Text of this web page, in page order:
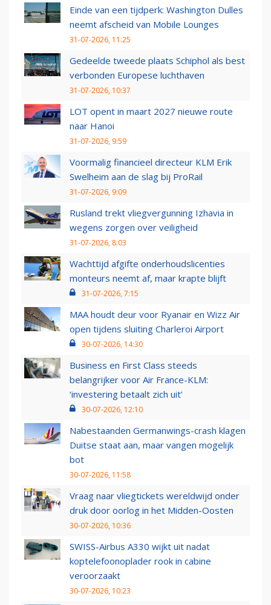
Einde van een tijdperk: Washington Dulles
neemt afscheid van Mobile Lounges
31-07-2026, 11:25
Gedeelde tweede plaats Schiphol als best
verbonden Europese luchthaven
31-07-2026, 10:37
LOT opent in maart 2027 nieuwe route
naar Hanoi
31-07-2026, 9:59
Voormalig financieel directeur KLM Erik
Swelheim aan de slag bij ProRail
31-07-2026, 9:09
Rusland trekt vliegvergunning Izhavia in
wegens zorgen over veiligheid
31-07-2026, 8:03
Wachttijd afgifte onderhoudslicenties
monteurs neemt af, maar krapte blijft
31-07-2026, 7:15
MAA houdt deur voor Ryanair en Wizz Air
open tijdens sluiting Charleroi Airport
30-07-2026, 14:30
Business en First Class steeds
belangrijker voor Air France-KLM:
‘investering betaalt zich uit’
30-07-2026, 12:10
Nabestaanden Germanwings-crash klagen
Duitse staat aan, maar vangen mogelijk
bot
30-07-2026, 11:58
Vraag naar vliegtickets wereldwijd onder
druk door oorlog in het Midden-Oosten
30-07-2026, 10:36
SWISS-Airbus A330 wijkt uit nadat
koptelefoonoplader rook in cabine
veroorzaakt
30-07-2026, 10:23